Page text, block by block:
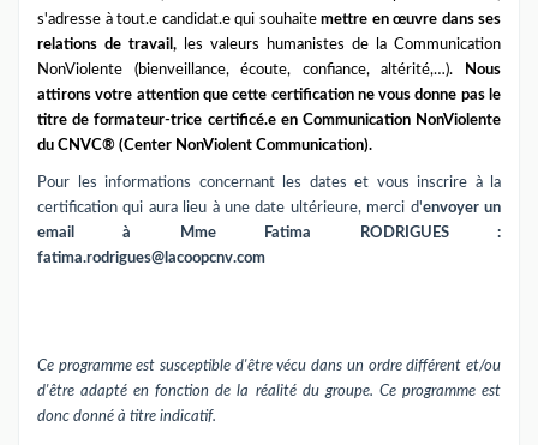
s'adresse à tout.e candidat.e qui souhaite mettre en œuvre dans ses
relations de travail, les valeurs humanistes de la Communication
NonViolente (bienveillance, écoute, confiance, altérité,…).
Nous
attirons votre attention que cette certification ne vous donne pas le
titre de formateur-trice certificé.e en Communication NonViolente
du CNVC® (Center NonViolent Communication).
Pour les informations concernant les dates et vous inscrire à la
certification qui aura lieu à une date ultérieure, merci d'envoyer un
email à Mme Fatima RODRIGUES :
fatima.rodrigues@lacoopcnv.com
Ce programme est susceptible d'être vécu dans un ordre différent et/ou
d'être adapté en fonction de la réalité du groupe. Ce programme est
donc donné à titre indicatif.